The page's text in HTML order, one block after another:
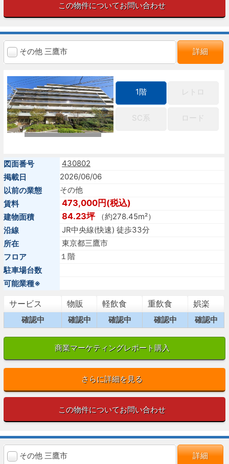
この物件についてお問い合わせ
その他 三鷹市 詳細
1階 レトロ
SC系 ロード
図面番号
430802
掲載日
2026/06/06
以前の業態
その他
賃料
473,000円(税込)
建物面積 84.23坪（約278.45m²）
沿線
JR中央線(快速) 徒歩33分
所在
東京都三鷹市
フロア
１階
駐車場台数
可能業種※
サービス 物販 軽飲食 重飲食 娯楽
確認中 確認中 確認中 確認中 確認中
商業マーケティングレポート購入
さらに詳細を見る
この物件についてお問い合わせ
その他 三鷹市 詳細